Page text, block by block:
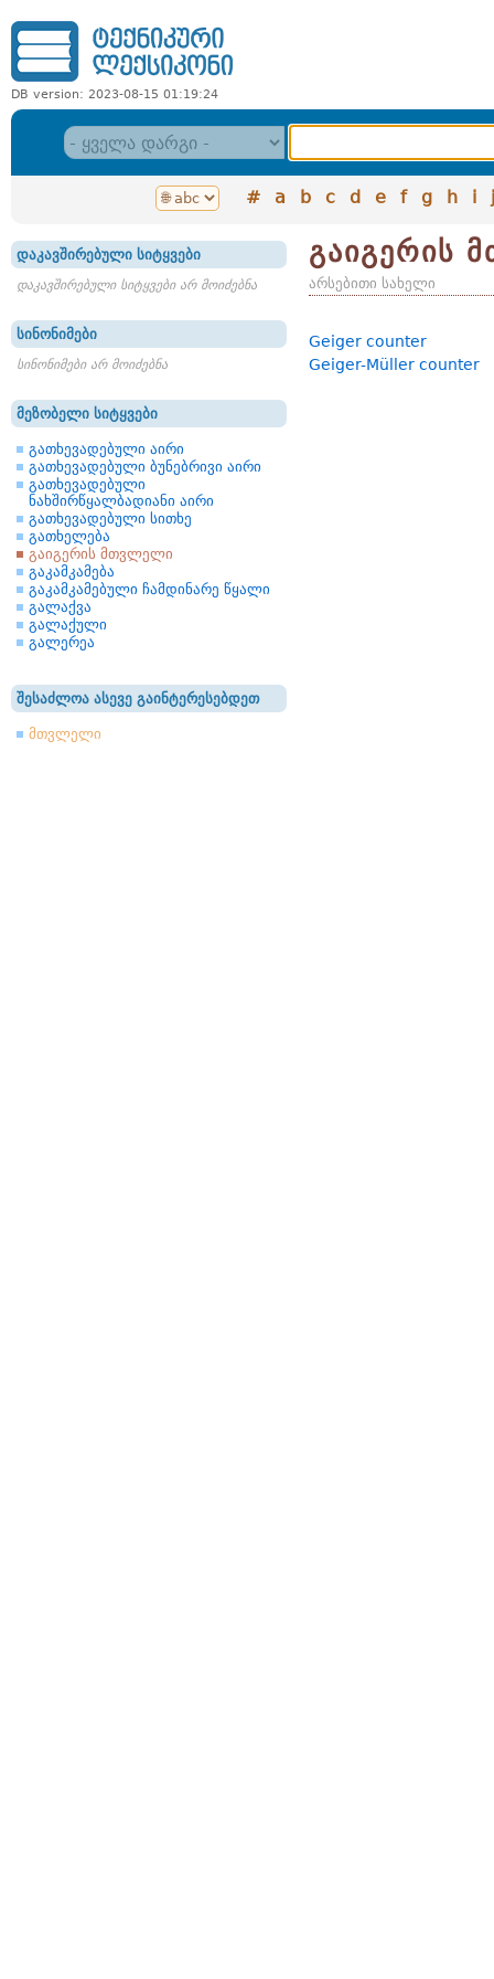
DB version: 2023-08-15 01:19:24
# a b c d e f g h i j
დაკავშირებული სიტყვები
დაკავშირებული სიტყვები არ მოიძებნა
სინონიმები
სინონიმები არ მოიძებნა
მეზობელი სიტყვები
გათხევადებული აირი
გათხევადებული ბუნებრივი აირი
გათხევადებული
ნახშირწყალბადიანი აირი
გათხევადებული სითხე
გათხელება
გაიგერის მთვლელი
გაკამკამება
გაკამკამებული ჩამდინარე წყალი
გალაქვა
გალაქული
გალერეა
შესაძლოა ასევე გაინტერესებდეთ
მთვლელი
გაიგერის
არსებითი სახელი
Geiger counter
Geiger-Müller counter